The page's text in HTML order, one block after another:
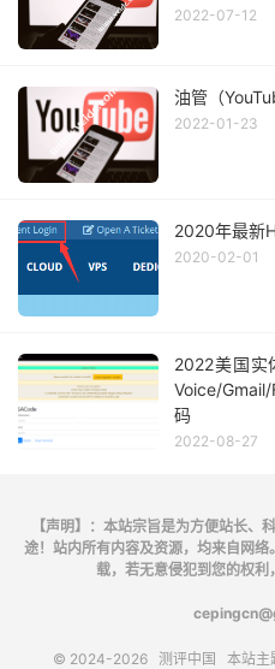
2022-07-12
油管（
2022-01-23
2020年最新
2020-02-01
2022美国实
Voice/
码
2022-08-27
【声明】：本站宗旨是为方便站长、
途！站内所有内容及资源，均来自网
载，若无意侵犯到您的权
© 2024-2026 测评中国 本站主